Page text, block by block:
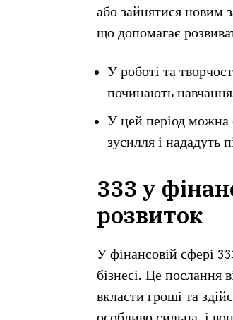
або зайнятися новим
що допомагає
У роботі та
починають
У цей період можна
зусилля і нададуть
333 у
розвиток
У фінансовій сфері
бізнесі. Це послання
вкласти гроші та